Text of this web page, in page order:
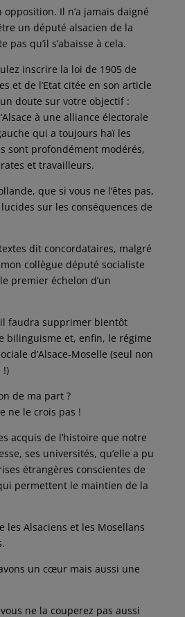
opposition. Il n’a jamais daigné
un député alsacien de la
pas qu’il s’abaisse à cela.
inscrire la loi de 1905 de
et de l’Etat citée en son article
doute sur votre objectif :
à une alliance électorale
qui a toujours haï les
sont profondément modérés,
et travailleurs.
que si vous ne l’êtes pas,
sur les conséquences de
dit concordataires, malgré
collègue député socialiste
premier échelon d’un
il faudra supprimer bientôt
bilinguisme et, enfin, le régime
d’Alsace-Moselle (seul non
!)
de ma part ?
ne le crois pas !
acquis de l’histoire que notre
ses universités, qu’elle a pu
étrangères conscientes de
permettent le maintien de la
les Alsaciens et les Mosellans
un cœur mais aussi une
ne la couperez pas aussi